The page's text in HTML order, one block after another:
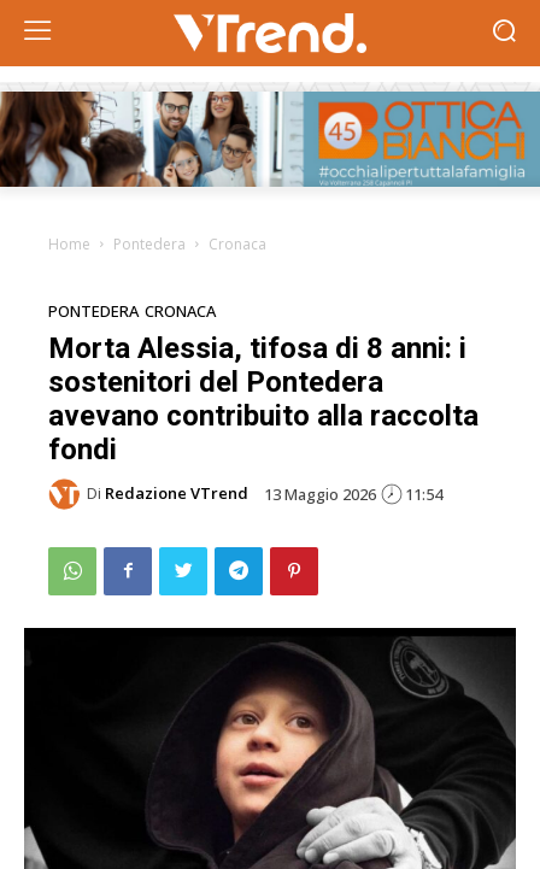
Home Pontedera Cronaca
PONTEDERA CRONACA
Morta Alessia, tifosa di 8 anni: i
sostenitori del Pontedera
avevano contribuito alla raccolta
fondi
Di Redazione VTrend 13 Maggio 2026 11:54